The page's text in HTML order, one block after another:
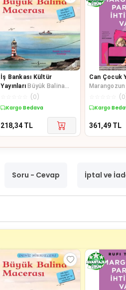
İş Bankası Kültür
Yayınları Büyük Balina
Macerası-Deniz
Hikayeleri-İlk Okuma
Kitaplarım
(0)
Kargo Bedava
218,34 TL
Can Çocuk
(0
Kargo
361,49 TL
Soru - Cevap İptal ve